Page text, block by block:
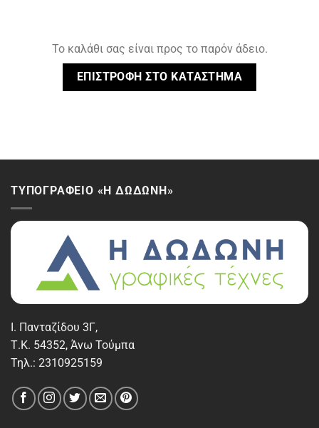
Το καλάθι σας είναι προς το παρόν άδειο.
ΕΠΙΣΤΡΟΦΉ ΣΤΟ ΚΑΤΆΣΤΗΜΑ
ΤΥΠΟΓΡΑΦΕΙΟ «Η ΔΩΔΩΝΗ»
Ι. Πανταζίδου 3Γ,
Τ.Κ. 54352, Άνω Τούμπα
Τηλ.: 2310925159